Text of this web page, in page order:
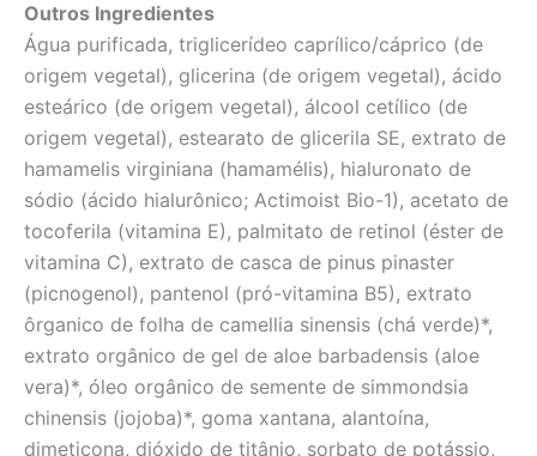
Outros Ingredientes
Água purificada, triglicerídeo caprílico/cáprico (de
origem vegetal), glicerina (de origem vegetal), ácido
esteárico (de origem vegetal), álcool cetílico (de
origem vegetal), estearato de glicerila SE, extrato de
hamamelis virginiana (hamamélis), hialuronato de
sódio (ácido hialurônico; Actimoist Bio-1), acetato de
tocoferila (vitamina E), palmitato de retinol (éster de
vitamina C), extrato de casca de pinus pinaster
(picnogenol), pantenol (pró-vitamina B5), extrato
ôrganico de folha de camellia sinensis (chá verde)*,
extrato orgânico de gel de aloe barbadensis (aloe
vera)*, óleo orgânico de semente de simmondsia
chinensis (jojoba)*, goma xantana, alantoína,
dimeticona, dióxido de titânio, sorbato de potássio,